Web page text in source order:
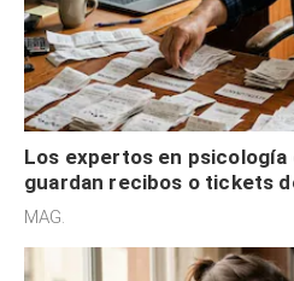
Los expertos en
guardan recibos o tickets
son acumuladores, sino
MAG.